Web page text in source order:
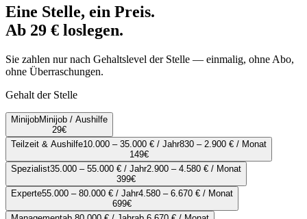
Eine Stelle, ein Preis.
Ab 29 € loslegen.
Sie zahlen nur nach Gehaltslevel der Stelle — einmalig, ohne Abo,
ohne Überraschungen.
Gehalt der Stelle
MinijobMinijob / Aushilfe
29€
Teilzeit & Aushilfe10.000 – 35.000 € / Jahr830 – 2.900 € / Monat
149€
Spezialist35.000 – 55.000 € / Jahr2.900 – 4.580 € / Monat
399€
Experte55.000 – 80.000 € / Jahr4.580 – 6.670 € / Monat
699€